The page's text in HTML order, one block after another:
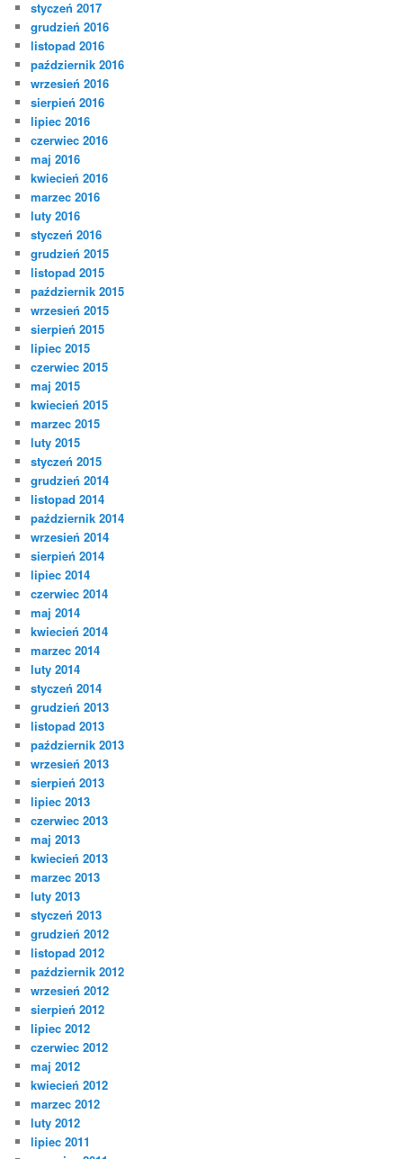
styczeń 2017
grudzień 2016
listopad 2016
październik 2016
wrzesień 2016
sierpień 2016
lipiec 2016
czerwiec 2016
maj 2016
kwiecień 2016
marzec 2016
luty 2016
styczeń 2016
grudzień 2015
listopad 2015
październik 2015
wrzesień 2015
sierpień 2015
lipiec 2015
czerwiec 2015
maj 2015
kwiecień 2015
marzec 2015
luty 2015
styczeń 2015
grudzień 2014
listopad 2014
październik 2014
wrzesień 2014
sierpień 2014
lipiec 2014
czerwiec 2014
maj 2014
kwiecień 2014
marzec 2014
luty 2014
styczeń 2014
grudzień 2013
listopad 2013
październik 2013
wrzesień 2013
sierpień 2013
lipiec 2013
czerwiec 2013
maj 2013
kwiecień 2013
marzec 2013
luty 2013
styczeń 2013
grudzień 2012
listopad 2012
październik 2012
wrzesień 2012
sierpień 2012
lipiec 2012
czerwiec 2012
maj 2012
kwiecień 2012
marzec 2012
luty 2012
lipiec 2011